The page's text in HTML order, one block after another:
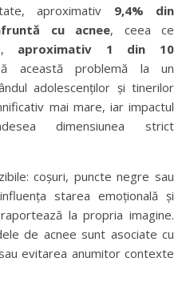
aproximativ 9,4% din
cu acnee, ceea ce
aproximativ 1 din 10
această problemă la un
adolescenților și tinerilor
mai mare, iar impactul
dimensiunea strict
coșuri, puncte negre sau
starea emoțională și
la propria imagine.
de acnee sunt asociate cu
evitarea anumitor contexte